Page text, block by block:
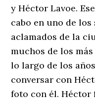
y Héctor Lavoe.
cabo en uno de los
aclamados de la
muchos de los
lo largo de los
conversar con
foto con él. Héctor